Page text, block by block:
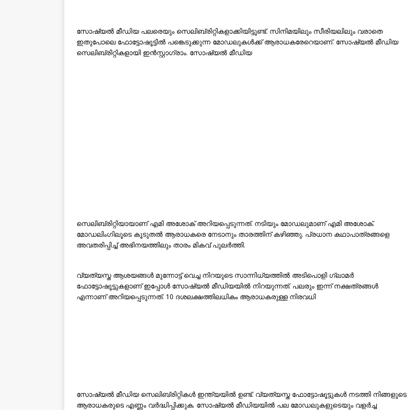
സോഷ്യൽ മീഡിയ പലരെയും സെലിബ്രിറ്റികളാക്കിയിട്ടുണ്ട്. സിനിമയിലും സീരിയലിലും വരാതെ
ഇതുപോലെ ഫോട്ടോഷൂട്ടിൽ പങ്കെടുക്കുന്ന മോഡലുകൾക്ക് ആരാധകരേറെയാണ്. സോഷ്യൽ മീഡിയ
സെലിബ്രിറ്റികളായി ഇൻസ്റ്റാഗ്രാം. സോഷ്യൽ മീഡിയ
സെലിബ്രിറ്റിയായാണ് എമി അശോക് അറിയപ്പെടുന്നത്. നടിയും മോഡലുമാണ് എമി അശോക്.
മോഡലിംഗിലൂടെ കൂടുതൽ ആരാധകരെ നേടാനും താരത്തിന് കഴിഞ്ഞു. പ്രധാന കഥാപാത്രങ്ങളെ
അവതരിപ്പിച്ച് അഭിനയത്തിലും താരം മികവ് പുലർത്തി.
വ്യത്യസ്ത ആശയങ്ങൾ മുന്നോട്ട് വെച്ച നിറയുടെ സാന്നിധ്യത്തിൽ അടിപൊളി ഗ്ലാമർ
ഫോട്ടോഷൂട്ടുകളാണ് ഇപ്പോൾ സോഷ്യൽ മീഡിയയിൽ നിറയുന്നത്. പലരും ഇന്ന് നക്ഷത്രങ്ങൾ
എന്നാണ് അറിയപ്പെടുന്നത്. 10 ദശലക്ഷത്തിലധികം ആരാധകരുള്ള നിരവധി
സോഷ്യൽ മീഡിയ സെലിബ്രിറ്റികൾ ഇന്ത്യയിൽ ഉണ്ട്. വ്യത്യസ്ത ഫോട്ടോഷൂട്ടുകൾ നടത്തി നിങ്ങളുടെ
ആരാധകരുടെ എണ്ണം വർദ്ധിപ്പിക്കുക. സോഷ്യൽ മീഡിയയിൽ പല മോഡലുകളുടെയും വളർച്ച